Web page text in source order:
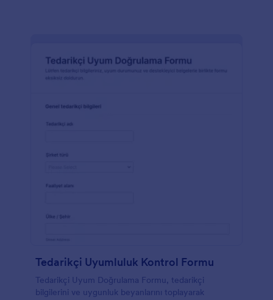
Tedarikçi Uyumluluk Kontrol Formu
Tedarikçi Uyum Doğrulama Formu, tedarikçi
bilgilerini ve uygunluk beyanlarını toplayarak